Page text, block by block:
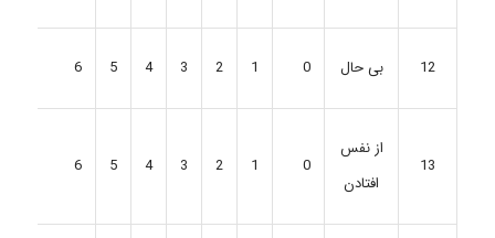
12 بی حال 0
1
2
3
4
5
6
13
از نفس
افتادن
0
1
2
3
4
5
6